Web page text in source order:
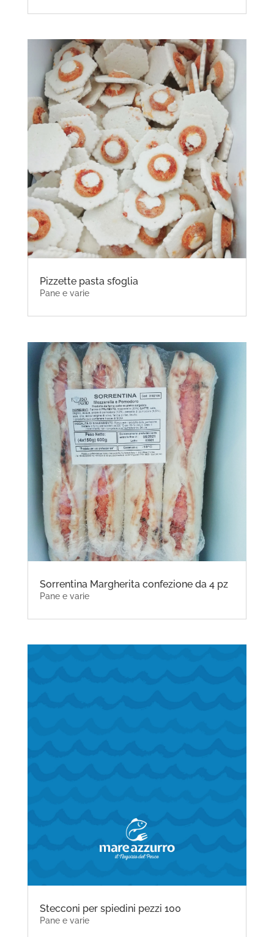
Pizzette pasta sfoglia
Pane e varie
Sorrentina Margherita confezione da 4 pz
Pane e varie
Stecconi per spiedini pezzi 100
Pane e varie